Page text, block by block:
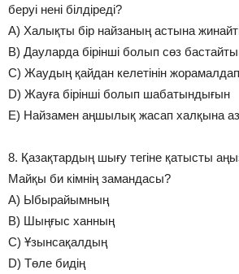
беруі нені білдіреді?
A) Халықты бір найзаның астына
B) Дауларда бірінші болып сөз
C) Жаудың қайдан келетінін жорамалдап
D) Жауға бірінші болып шабатындығын
E) Найзамен аңшылық жасап халқына
8. Қазақтардың шығу тегіне қатысты
Майқы би кімнің замандасы?
A) Ыбырайымның
B) Шыңғыс ханның
C) Ұзынсақалдың
D) Төле бидің